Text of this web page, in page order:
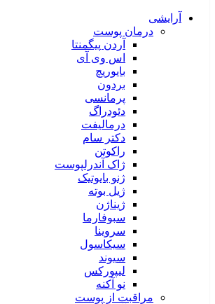
آرایشی
درمان پوست
آردن پیگمنتا
اس وی آی
بایوریچ
بردون
پرمانسی
دئودراگ
درمالیفت
دکتر سام
راکوتن
ژاک آندرلپوست
ژنو بایوتیک
ژیل بوته
ژیناژن
سبوفارما
سروینا
سیکاسول
سیوند
لیپورکس
نو آکنه
مراقبت از پوست